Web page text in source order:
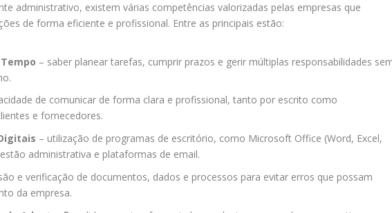
administrativo, existem várias competências valorizadas pelas empresas que
de forma eficiente e profissional. Entre as principais estão:
– saber planear tarefas, cumprir prazos e gerir múltiplas responsabilidades
de comunicar de forma clara e profissional, tanto por escrito como
e fornecedores.
– utilização de programas de escritório, como Microsoft Office (Word, Excel,
administrativa e plataformas de email.
e verificação de documentos, dados e processos para evitar erros que possam
da empresa.